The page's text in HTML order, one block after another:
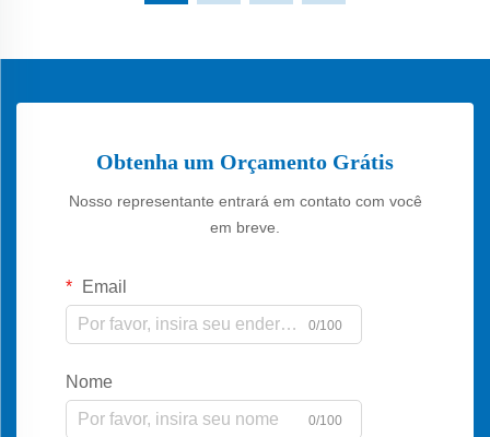
Obtenha um Orçamento Grátis
Nosso representante entrará em contato com você
em breve.
Email
0/100
Nome
0/100